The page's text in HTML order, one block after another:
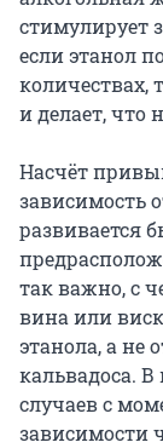
стимулирует
если этанол
количествах,
и делает, что
Насчёт
зависимость
развивается
так важно, с
вина или
этанола, а не
кальвадоса.
случаев с
зависимости